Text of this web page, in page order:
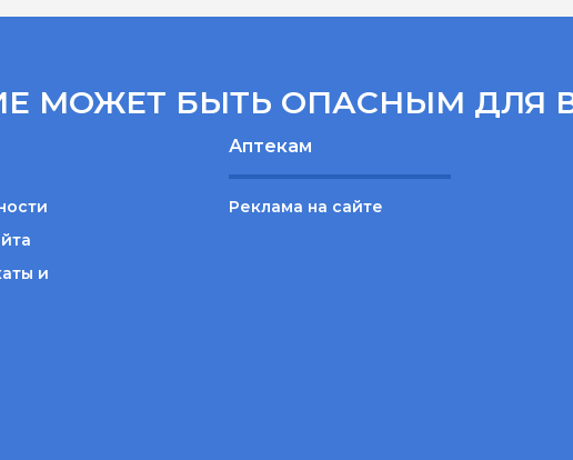
МОЖЕТ БЫТЬ ОПАСНЫМ ДЛЯ
и
Аптекам
Реклама на сайте